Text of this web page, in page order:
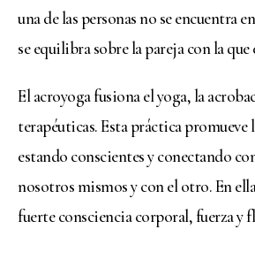
una de las personas no se encuentra
se equilibra sobre la pareja con la
El acroyoga fusiona el yoga, la
terapéuticas. Esta práctica promueve
estando conscientes y conectando
nosotros mismos y con el otro. En
fuerte consciencia corporal, fuerza y